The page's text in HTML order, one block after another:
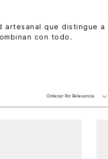
artesanal que distingue a
con todo.
Ordenar Por Relevancia